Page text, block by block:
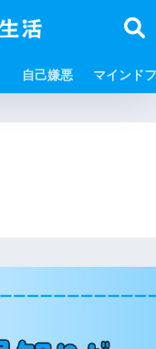
自己嫌悪 マインド